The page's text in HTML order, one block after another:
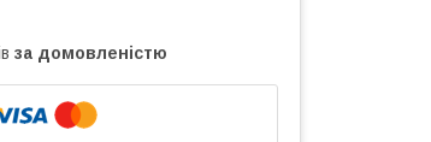
за домовленістю